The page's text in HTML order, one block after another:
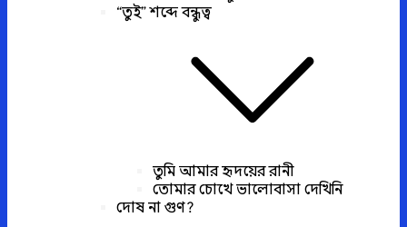
“তুই” শব্দে বন্ধুত্ব
তুমি আমার হৃদয়ের রানী
তোমার চোখে ভালোবাসা দেখিনি
দোষ না গুণ?